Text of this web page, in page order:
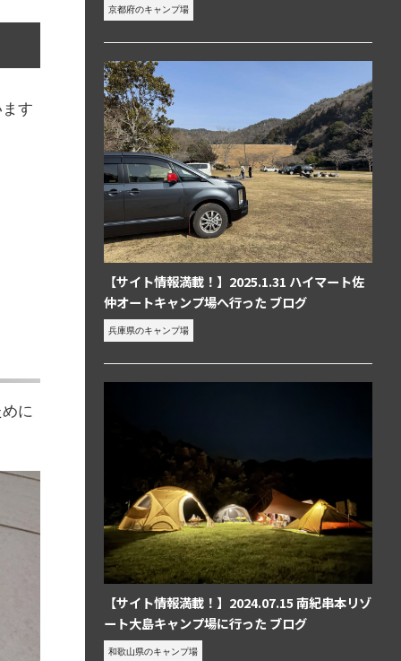
す
に
京都府のキャンプ場
【サイト情報満載！】2025.1.31 ハイマート佐
仲オートキャンプ場へ行った ブログ
兵庫県のキャンプ場
【サイト情報満載！】2024.07.15 南紀串本リゾ
ート大島キャンプ場に行った ブログ
和歌山県のキャンプ場